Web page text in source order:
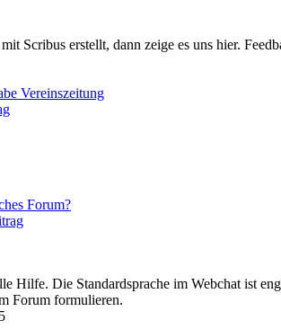
Scribus erstellt, dann zeige es uns hier.
Vereinszeitung
Forum?
Hilfe. Die Standardsprache im Webchat ist
Forum formulieren.